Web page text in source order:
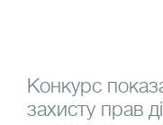
Конкурс
захисту прав